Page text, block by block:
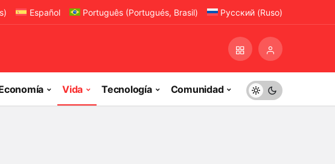
) Español Português(Portugués, Brasil) Русский (Ruso)
Vida Tecnología Comunidad